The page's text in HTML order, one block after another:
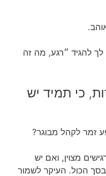
להגיד ״רגע, מה זה
כי תמיד יש
זמר לקהל מבוגר?
מרגישים מצוין, ואם יש
גם 90 דקות בסך הכול. העיקר לשמור